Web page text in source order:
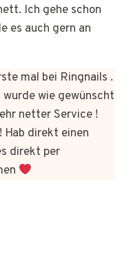
Ich gehe schon
es auch gern an
mal bei Ringnails .
wie gewünscht
netter Service !
Hab direkt einen
direkt per